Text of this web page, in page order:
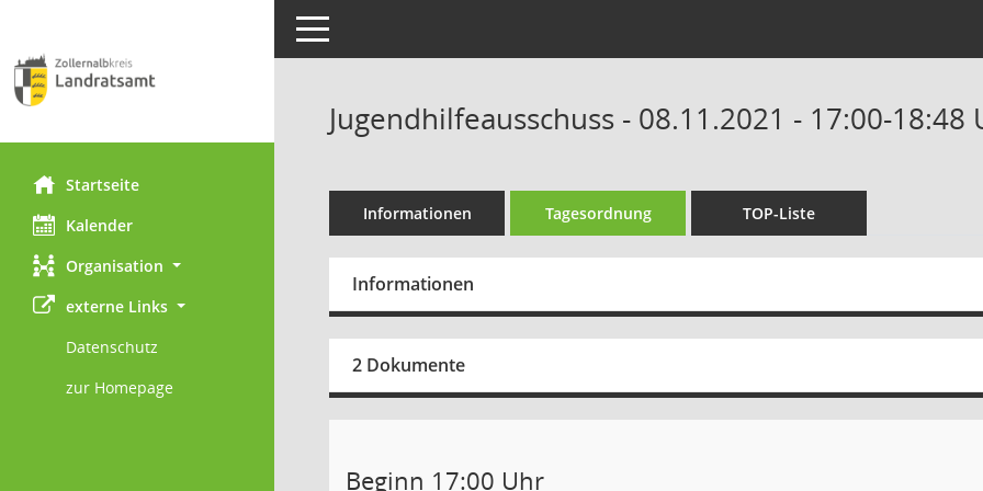
Startseite
Kalender
Organisation
externe Links
Datenschutz
zur Homepage
Toggle navigation
Jugendhilfeausschuss - 08.11.2021 - 17:00-18:48
Informationen Tagesordnung TOP-Liste
Informationen
2 Dokumente
Beginn 17:00 Uhr